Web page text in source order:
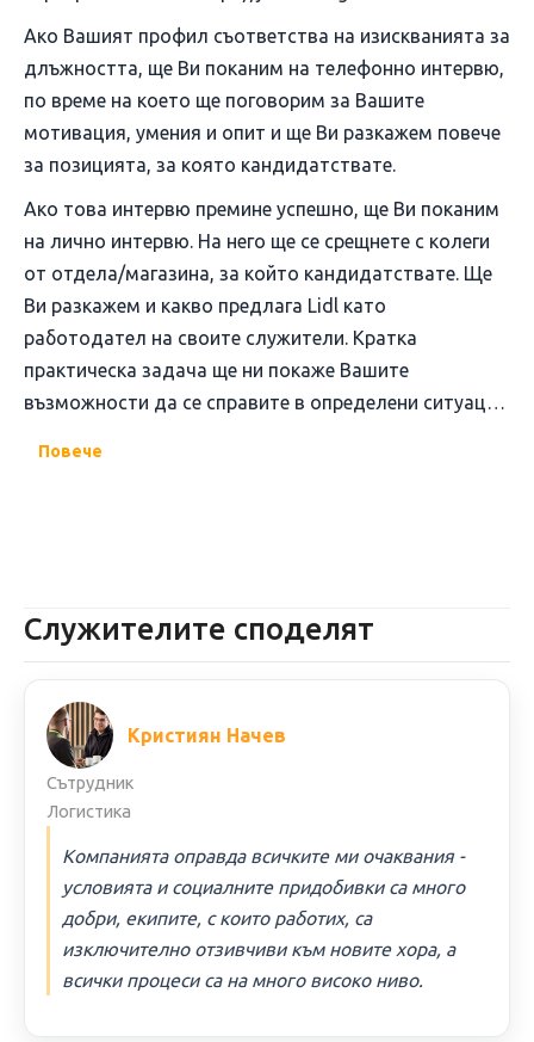
Ако Вашият профил съответства на изискванията за
длъжността, ще Ви поканим на телефонно интервю,
по време на което ще поговорим за Вашите
мотивация, умения и опит и ще Ви разкажем повече
за позицията, за която кандидатствате.
Ако това интервю премине успешно, ще Ви поканим
на лично интервю. На него ще се срещнете с колеги
от отдела/магазина, за който кандидатствате. Ще
Ви разкажем и какво предлага Lidl като
работодател на своите служители. Кратка
практическа задача ще ни покаже Вашите
възможности да се справите в определени ситуации
Повече
Служителите споделят
Кристиян Начев
Сътрудник
Логистика
Компанията оправда всичките ми очаквания -
условията и социалните придобивки са много
добри, екипите, с които работих, са
изключително отзивчиви към новите хора, а
всички процеси са на много високо ниво.